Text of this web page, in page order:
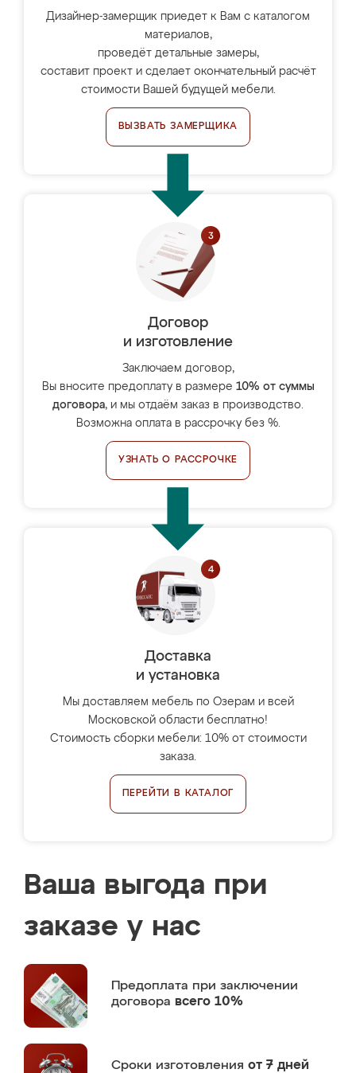
Дизайнер-замерщик приедет к Вам с каталогом
материалов,
проведёт детальные замеры,
составит проект и сделает окончательный расчёт
стоимости Вашей будущей мебели.
ВЫЗВАТЬ ЗАМЕРЩИКА
Договор
и изготовление
Заключаем договор,
Вы вносите предоплату в размере 10% от суммы
договора, и мы отдаём заказ в производство.
Возможна оплата в рассрочку без %.
УЗНАТЬ О РАССРОЧКЕ
Доставка
и установка
Мы доставляем мебель по Озерам и всей
Московской области бесплатно!
Стоимость сборки мебели: 10% от стоимости
заказа.
ПЕРЕЙТИ В КАТАЛОГ
Ваша выгода при
заказе у нас
Предоплата при заключении
договора всего 10%
Сроки изготовления от 7 дней